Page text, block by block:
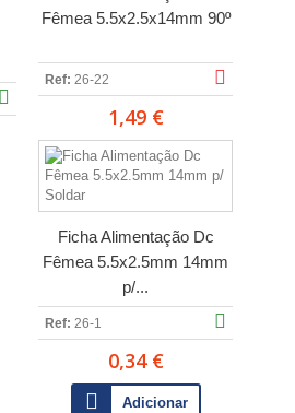
Fêmea 5.5x2.5x14mm 90º
Ref: 26-22
1,49 €
Ficha Alimentação Dc
Fêmea 5.5x2.5mm 14mm
p/...
Ref: 26-1
0,34 €
Adicionar